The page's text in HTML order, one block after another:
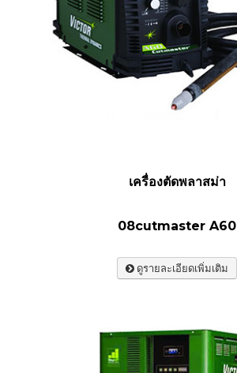
เครื่องตัดพลาสม่า
08cutmaster A60
ดูรายละเอียดเพิ่มเติม